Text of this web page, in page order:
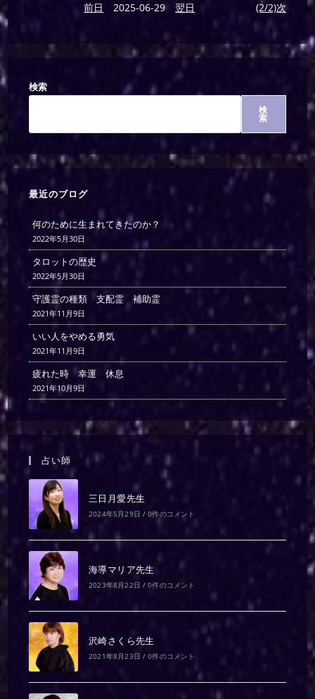
前日 2025-06-29 翌日 (2/2)次
検索
検
索
最近のブログ
何のために生まれてきたのか？
2022年5月30日
タロットの歴史
2022年5月30日
守護霊の種類 支配霊 補助霊
2021年11月9日
いい人をやめる勇気
2021年11月9日
疲れた時 幸運 休息
2021年10月9日
占い師
三日月愛先生
2024年5月29日 / 0件のコメント
海導マリア先生
2023年8月22日 / 0件のコメント
沢崎さくら先生
2021年8月23日 / 0件のコメント